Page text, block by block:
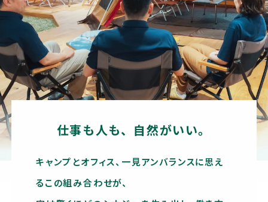
仕事も人も、自然がいい。
キャンプとオフィス、一見アンバランスに思え
るこの組み合わせが、